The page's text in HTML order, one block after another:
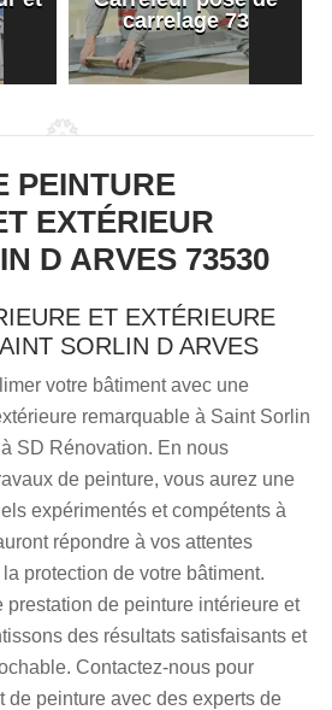
carrelage 73
PEINTURE
EXTÉRIEUR
D ARVES 73530
ET EXTÉRIEURE
SORLIN D ARVES
votre bâtiment avec une
remarquable à Saint Sorlin
SD Rénovation. En nous
de peinture, vous aurez une
expérimentés et compétents à
répondre à vos attentes
protection de votre bâtiment.
prestation de peinture intérieure et
des résultats satisfaisants et
Contactez-nous pour
de peinture avec des experts de